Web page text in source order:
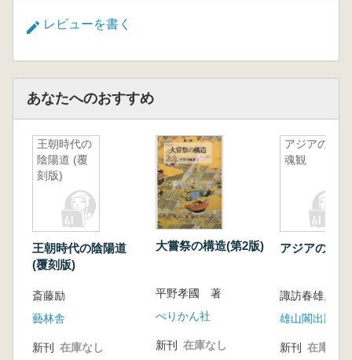
三、日本での「乞巧奠」の用例/まとめ
係/二、瓜子姫と織女/
三、瓜から水が出て天の川になる話/まとめ
第二部 七夕と日本の古典文学――日本の古典
は七夕をどう描いて来たか
第一章 「七夕」をなぜ「たなばた」と言うの
一、「七夕」は「しちせき」か「たなばた」
か/二、「たなばた」の由来/まとめ
一、懐風藻/二、懐風藻以後の漢詩文/三、万
葉集/四、懐風藻に対する万葉集の独自性
一、古今集/二、後撰集から新古今集/三、新
レビューを書く
あなたへのおすすめ
王朝時代の
陰陽道 (覆
刻版)
王朝時代の陰陽道
(覆刻版)
斎藤励
藝林舎
新刊 在庫なし
大嘗祭の構造(第2版)
平野孝國 著
ぺりかん社
新刊 在庫なし
アジアの霊
魂観
アジアの霊
諏訪春雄, 川
雄山閣出版
新刊 在庫なし